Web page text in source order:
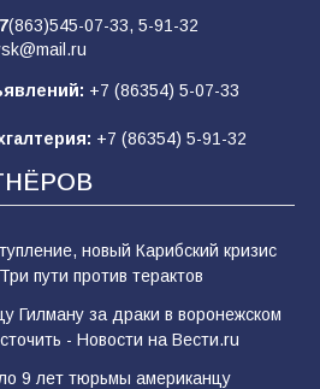
возьмёшь»: почему
мобилизации — это
(863)545-07-33, 5-91-32
+7 (86354) 5-07-33
+7 (86354) 5-91-32
новый Карибский кризис
пути против терактов
Гилману за драки в воронежском
- Новости на Вести.ru
9 лет тюрьмы американцу